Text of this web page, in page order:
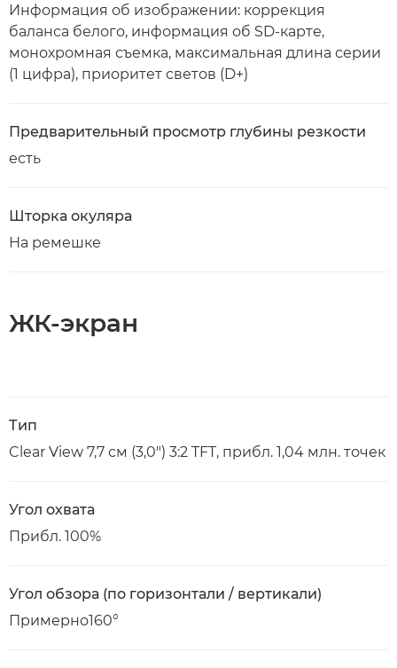
Информация об изображении: коррекция
баланса белого, информация об SD-карте,
монохромная съемка, максимальная длина серии
(1 цифра), приоритет светов (D+)
Предварительный просмотр глубины резкости
есть
Шторка окуляра
На ремешке
ЖК-экран
Тип
Clear View 7,7 см (3,0") 3:2 TFT, прибл. 1,04 млн. точек
Угол охвата
Прибл. 100%
Угол обзора (по горизонтали / вертикали)
Примерно160°